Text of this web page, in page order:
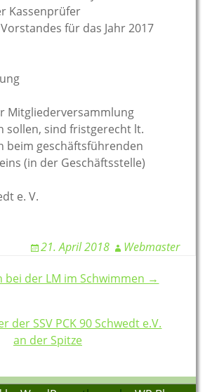
Kassenprüfer
für das Jahr 2017
Mitgliederversammlung
sollen, sind fristgerecht lt.
beim geschäftsführenden
(in der Geschäftsstelle)
e. V.
21. April 2018 Webmaster
bei der LM im Schwimmen →
der SSV PCK 90 Schwedt e.V.
an der Spitze